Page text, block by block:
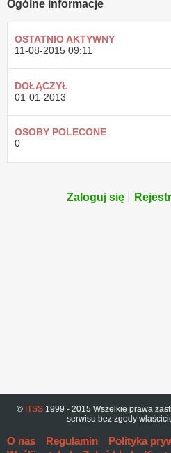
Ogólne informacje
OSTATNIO AKTYWNY
11-08-2015 09:11
DOŁĄCZYŁ
01-01-2013
OSOBY POLECONE
0
Zaloguj się
© ITSS 1999 - 2015 Wszelkie prawa
serwisu bez zgody
O nas Regulamin Polityka